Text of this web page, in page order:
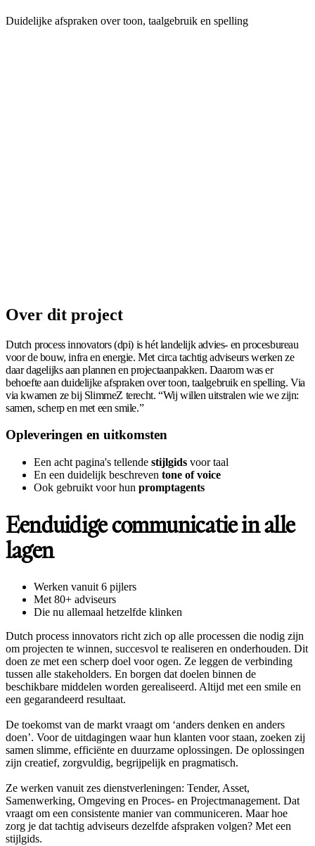
Duidelijke afspraken over toon, taalgebruik en spelling
Over dit project
Dutch process innovators (dpi) is hét landelijk advies- en procesbureau
voor de bouw, infra en energie. Met circa tachtig adviseurs werken ze
daar dagelijks aan plannen en projectaanpakken. Daarom was er
behoefte aan duidelijke afspraken over toon, taalgebruik en spelling. Via
via kwamen ze bij SlimmeZ terecht. “Wij willen uitstralen wie we zijn:
samen, scherp en met een smile.”
Opleveringen en uitkomsten
Een acht pagina's tellende stijlgids voor taal
En een duidelijk beschreven tone of voice
Ook gebruikt voor hun promptagents
Eenduidige communicatie in alle
lagen
Werken vanuit 6 pijlers
Met 80+ adviseurs
Die nu allemaal hetzelfde klinken
Dutch process innovators richt zich op alle processen die nodig zijn
om projecten te winnen, succesvol te realiseren en onderhouden. Dit
doen ze met een scherp doel voor ogen. Ze leggen de verbinding
tussen alle stakeholders. En borgen dat doelen binnen de
beschikbare middelen worden gerealiseerd. Altijd met een smile en
een gegarandeerd resultaat.
De toekomst van de markt vraagt om ‘anders denken en anders
doen’. Voor de uitdagingen waar hun klanten voor staan, zoeken zij
samen slimme, efficiënte en duurzame oplossingen. De oplossingen
zijn creatief, zorgvuldig, begrijpelijk en pragmatisch.
Ze werken vanuit zes dienstverleningen: Tender, Asset,
Samenwerking, Omgeving en Proces- en Projectmanagement. Dat
vraagt om een consistente manier van communiceren. Maar hoe
zorg je dat tachtig adviseurs dezelfde afspraken volgen? Met een
stijlgids.